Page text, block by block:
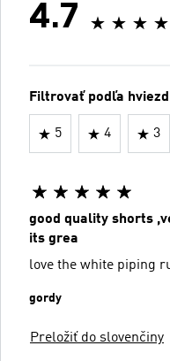
4.7
Filtrovať podľa
5 4 3
good quality shorts
its grea
love the white piping
gordy
Preložiť do slovenčiny